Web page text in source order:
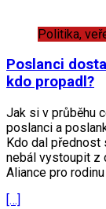
Politika,
Poslanci
kdo propadl?
Jak si v průběhu
poslanci a
Kdo dal přednost
nebál vystoupit z
Aliance pro
[…]